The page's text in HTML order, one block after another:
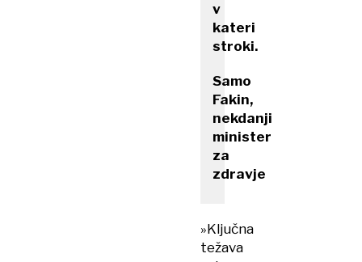
v
kateri
stroki.
Samo
Fakin,
nekdanji
minister
za
zdravje
»Ključna
težava